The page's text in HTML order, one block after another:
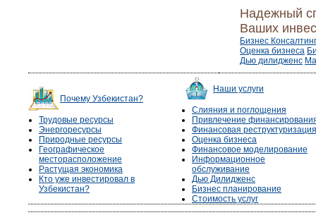
Надежный
Ваших
Бизнес Консалтинг
Оценка бизнеса
Дью дилидженс
Почему Узбекистан?
Трудовые ресурсы
Энергоресурсы
Природные ресурсы
Географическое
месторасположение
Растущая экономика
Кто уже инвестировал в
Узбекистан?
Наши услуги
Слияния и поглощения
Привлечение
Финансовая реструктуризация
Оценка бизнеса
Финансовое моделирование
Информационное
обслуживание
Дью Дилидженс
Бизнес планирование
Стоимость услуг